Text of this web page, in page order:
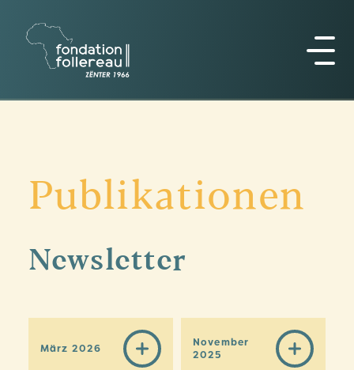
Publikationen
Newsletter
März 2026
November
2025